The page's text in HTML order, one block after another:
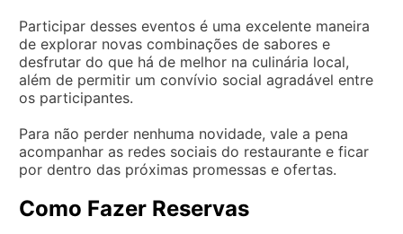
Participar desses eventos é uma excelente maneira
de explorar novas combinações de sabores e
desfrutar do que há de melhor na culinária local,
além de permitir um convívio social agradável entre
os participantes.
Para não perder nenhuma novidade, vale a pena
acompanhar as redes sociais do restaurante e ficar
por dentro das próximas promessas e ofertas.
Como Fazer Reservas